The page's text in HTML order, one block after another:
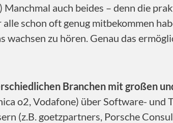
auch beides – denn die
schon oft genug mitbekommen
zu hören. Genau das
Branchen mit großen
o2, Vodafone) über Software- und
(z.B. goetzpartners, Porsche